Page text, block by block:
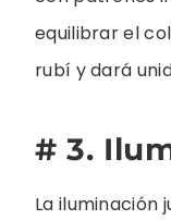
equilibrar el
rubí y dará
# 3.
La iluminación